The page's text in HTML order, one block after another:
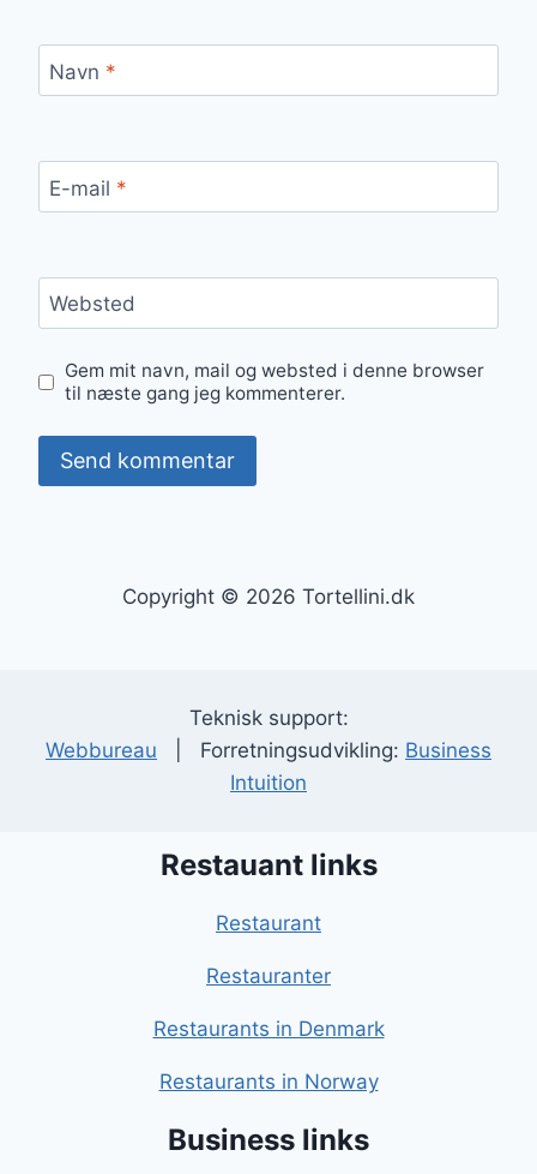
Navn *
E-mail *
Websted
Gem mit navn, mail og websted i denne browser
til næste gang jeg kommenterer.
Copyright © 2026 Tortellini.dk
Teknisk support:
Webbureau | Forretningsudvikling: Business
Intuition
Restauant links
Restaurant
Restauranter
Restaurants in Denmark
Restaurants in Norway
Business links